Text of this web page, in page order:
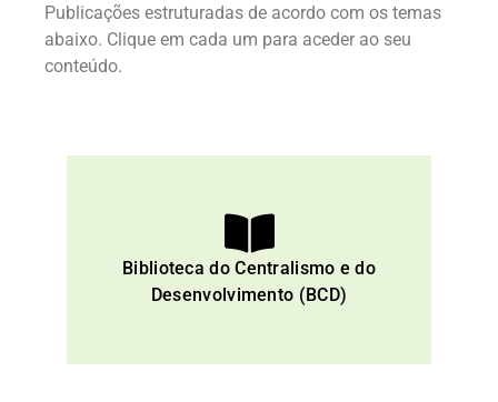
Publicações estruturadas de acordo com os temas
abaixo. Clique em cada um para aceder ao seu
conteúdo.
Biblioteca do Centralismo e do
Desenvolvimento (BCD)